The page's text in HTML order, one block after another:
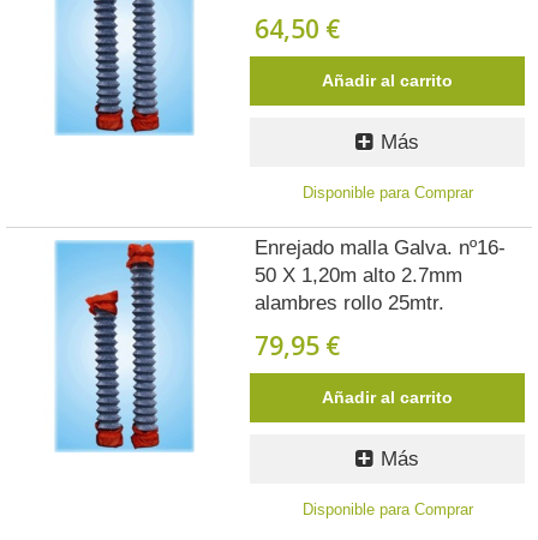
64,50 €
Añadir al carrito
Más
Disponible para Comprar
Enrejado malla Galva. nº16-
50 X 1,20m alto 2.7mm
alambres rollo 25mtr.
79,95 €
Añadir al carrito
Más
Disponible para Comprar